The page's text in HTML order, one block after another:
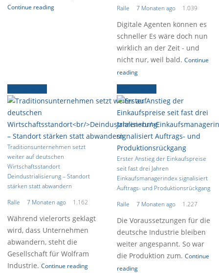
Continue reading
Ralle
7 Monaten ago 1.039
Digitale Agenten können es
schneller Es wäre doch nun
wirklich an der Zeit - und
nicht nur, weil bald. Continue
reading
Traditionsunternehmen setzt
weiter auf deutschen
Wirtschaftsstandort
Deindustrialisierung – Standort
stärken statt abwandern
Ralle
7 Monaten ago 1.162
Während vielerorts geklagt
wird, dass Unternehmen
abwandern, steht die
Gesellschaft für Wolfram
Industrie. Continue reading
Erster Anstieg der Einkaufspreise
seit fast drei Jahren
Einkaufsmanagerindex signalisiert
Auftrags- und Produktionsrückgang
Ralle
7 Monaten ago 1.227
Die Voraussetzungen für die
deutsche Industrie bleiben
weiter angespannt. So war
die Produktion zum. Continue
reading